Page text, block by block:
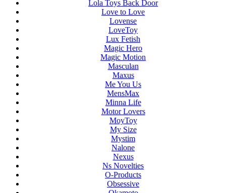
Lola Toys Back Door
Love to Love
Lovense
LoveToy
Lux Fetish
Magic Hero
Magic Motion
Masculan
Maxus
Me You Us
MensMax
Minna Life
Motor Lovers
MoyToy
My Size
Mystim
Nalone
Nexus
Ns Novelties
O-Products
Obsessive